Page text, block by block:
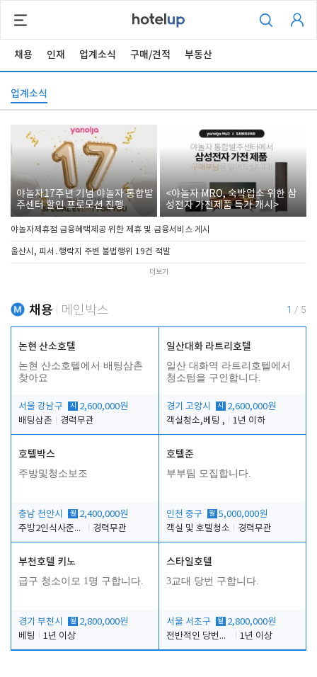
채용 인재 업계소식 구매/견적 부동산
업계소식
야놀자17주년 기념 야놀자 통합발
주센터 할인 프로모션 진행
<야놀자 MRO, 숙박업소 위한 삼
성전자 가전제품 특가 개시>
야놀자제휴점 금융혜택제공 위한 제휴 및 금융서비스 게시
울산시, 피서․행락지 주변 불법행위 19건 적발
더보기
채용 메인박스 1 / 5
논현 산소호텔
논현 산소호텔에서 배팅삼촌
찾아요
서울 강남구 시
2,600,000원
배팅삼촌
경력무관
일산대화 라트리호텔
일산 대화역 라트리호텔에서
청소팀을 구인합니다.
경기 고양시 시
2,600,000원
객실청소,베팅 ,
1년 이하
호텔박스
주방및청소보조
충남 천안시 월 2,400,000원
주방2인식사준비및청소린렌보조
경력무관
호텔준
부부팀 모집합니다.
인천 중구 월 5,000,000원
객실 및 호텔청소
경력무관
부천호텔 키노
급구 청소이모 1명 구합니다.
경기 부천시 월 2,800,000원
베팅
1년 이상
스타일호텔
3교대 당번 구합니다.
서울 서초구 월 2,800,000원
전반적인 당번업무
1년 이상